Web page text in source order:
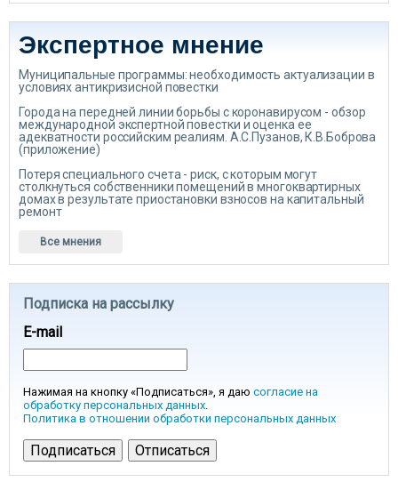
Экспертное мнение
Муниципальные программы: необходимость актуализации в
условиях антикризисной повестки
Города на передней линии борьбы с коронавирусом - обзор
международной экспертной повестки и оценка ее
адекватности российским реалиям. А.С.Пузанов, К.В.Боброва
(приложение)
Потеря специального счета - риск, с которым могут
столкнуться собственники помещений в многоквартирных
домах в результате приостановки взносов на капитальный
ремонт
Все мнения
Подписка на рассылку
E-mail
Нажимая на кнопку «Подписаться», я даю согласие на
обработку персональных данных.
Политика в отношении обработки персональных данных